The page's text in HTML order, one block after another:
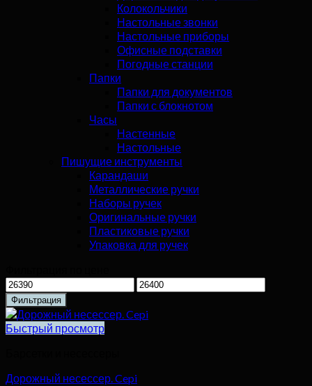
Колокольчики
Настольные звонки
Настольные приборы
Офисные подставки
Погодные станции
Папки
Папки для документов
Папки с блокнотом
Часы
Настенные
Настольные
Пишущие инструменты
Карандаши
Металлические ручки
Наборы ручек
Оригинальные ручки
Пластиковые ручки
Упаковка для ручек
Минимальная
цена
Максимальная
цена
Фильтрация
Быстрый просмотр
Дорожный несессер. Cepi